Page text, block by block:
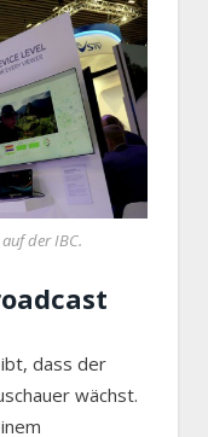
der IBC.
dass der
wächst.